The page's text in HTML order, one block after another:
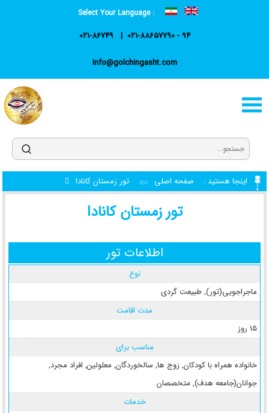
Select Your Language :
021-88657790 - 94
021-86749
Info@golchingasht.com
اینجا هستید : صفحه اصلی تور زمستان کانادا
تور زمستان کانادا
اطلاعات تور
نوع
ماجراجویی(تور), طبیعت گردی
مدت اقامت
15 روز
مناسب برای
خانواده همراه با کودکان, زوج ها, سالخوردگان, معلولین, افراد مجرد,
جوانان(جامعه هدف), متخصصان
خدمات